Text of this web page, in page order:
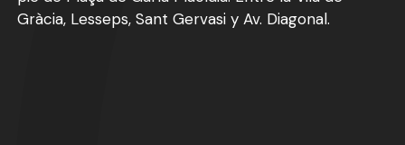
Gràcia, Lesseps, Sant Gervasi y Av. Diagonal.